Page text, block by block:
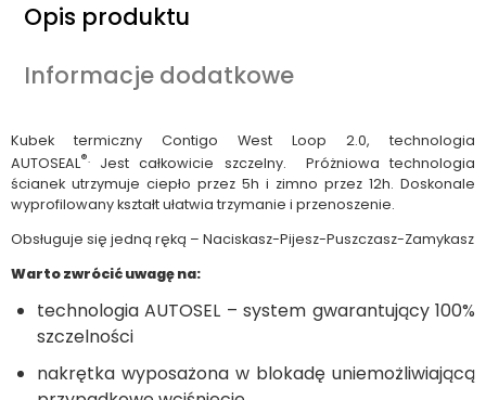
Opis produktu
Informacje dodatkowe
Kubek termiczny Contigo West Loop 2.0, technologia
AUTOSEAL®. Jest całkowicie szczelny. Próżniowa technologia
ścianek utrzymuje ciepło przez 5h i zimno przez 12h. Doskonale
wyprofilowany kształt ułatwia trzymanie i przenoszenie.
Obsługuje się jedną ręką – Naciskasz-Pijesz-Puszczasz-Zamykasz
Warto zwrócić uwagę na:
technologia AUTOSEL – system gwarantujący 100%
szczelności
nakrętka wyposażona w blokadę uniemożliwiającą